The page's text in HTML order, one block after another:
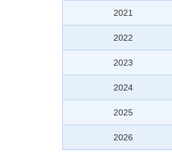
2021
2022
2023
2024
2025
2026